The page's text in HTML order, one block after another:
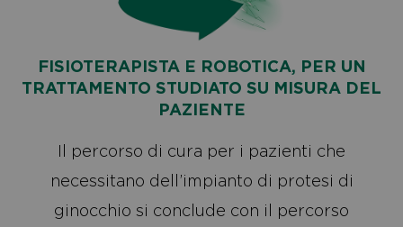
FISIOTERAPISTA E ROBOTICA, PER UN
TRATTAMENTO STUDIATO SU MISURA DEL
PAZIENTE
Il percorso di cura per i pazienti che
necessitano dell’impianto di protesi di
ginocchio si conclude con il percorso